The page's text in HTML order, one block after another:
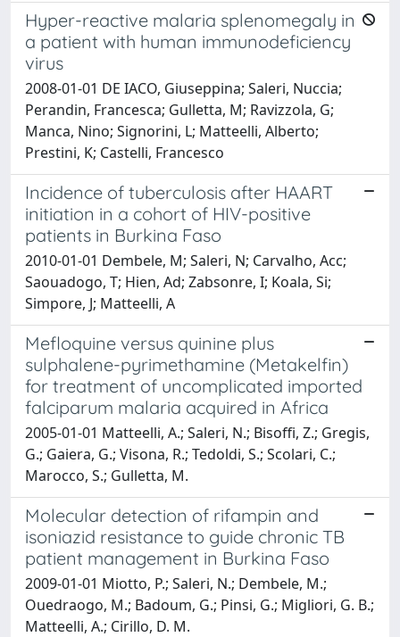
Hyper-reactive malaria splenomegaly in
a patient with human immunodeficiency
virus
2008-01-01 DE IACO, Giuseppina; Saleri, Nuccia;
Perandin, Francesca; Gulletta, M; Ravizzola, G;
Manca, Nino; Signorini, L; Matteelli, Alberto;
Prestini, K; Castelli, Francesco
Incidence of tuberculosis after HAART
initiation in a cohort of HIV-positive
patients in Burkina Faso
2010-01-01 Dembele, M; Saleri, N; Carvalho, Acc;
Saouadogo, T; Hien, Ad; Zabsonre, I; Koala, Si;
Simpore, J; Matteelli, A
Mefloquine versus quinine plus
sulphalene-pyrimethamine (Metakelfin)
for treatment of uncomplicated imported
falciparum malaria acquired in Africa
2005-01-01 Matteelli, A.; Saleri, N.; Bisoffi, Z.; Gregis,
G.; Gaiera, G.; Visona, R.; Tedoldi, S.; Scolari, C.;
Marocco, S.; Gulletta, M.
Molecular detection of rifampin and
isoniazid resistance to guide chronic TB
patient management in Burkina Faso
2009-01-01 Miotto, P.; Saleri, N.; Dembele, M.;
Ouedraogo, M.; Badoum, G.; Pinsi, G.; Migliori, G. B.;
Matteelli, A.; Cirillo, D. M.